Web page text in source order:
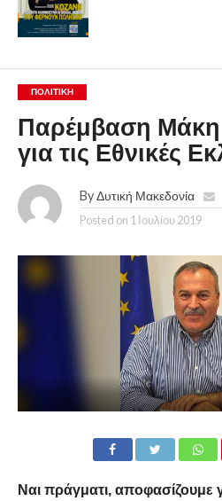
ΠΟΛΙΤΙΚΉ
Παρέμβαση Μάκη
για τις Εθνικές
By Δυτική Μακεδονία
Posted on 1 Ιουλίου 2019
Ναι πράγματι, αποφασίζουμε